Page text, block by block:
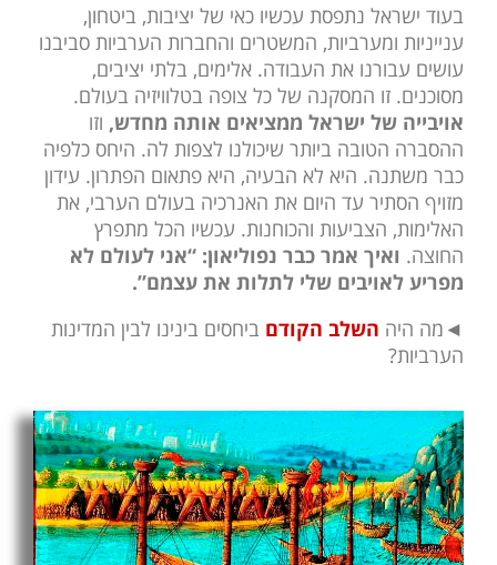
בעוד ישראל נתפסת עכשיו כאי של יציבות, ביטחון,
ענייניות ומערביות, המשטרים והחברות הערביות סביבנו
עושים עבורנו את העבודה. אלימים, בלתי יציבים,
מסוכנים. זו המסקנה של כל צופה בטלוויזיה בעולם.
אויבייה של ישראל ממציאים אותה מחדש, וזו
ההסברה הטובה ביותר שיכולנו לצפות לה. היחס כלפיה
כבר משתנה. היא לא הבעיה, היא פתאום הפתרון. עידון
מזויף הסתיר עד היום את האנרכיה בעולם הערבי, את
האלימות, הצביעות והכוחנות. עכשיו הכל מתפרץ
החוצה. ואיך אמר כבר נפוליאון: “אני לעולם לא
מפריע לאויבים שלי לתלות את עצמם”.
◄ מה היה השלב הקודם ביחסים בינינו לבין המדינות
הערביות?